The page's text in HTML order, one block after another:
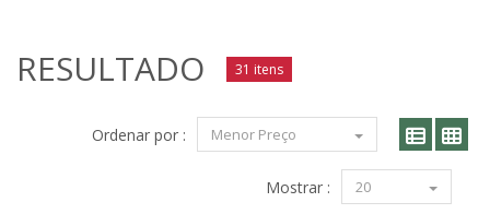
RESULTADO 31 itens
Ordenar por : Menor Preço
Mostrar : 20